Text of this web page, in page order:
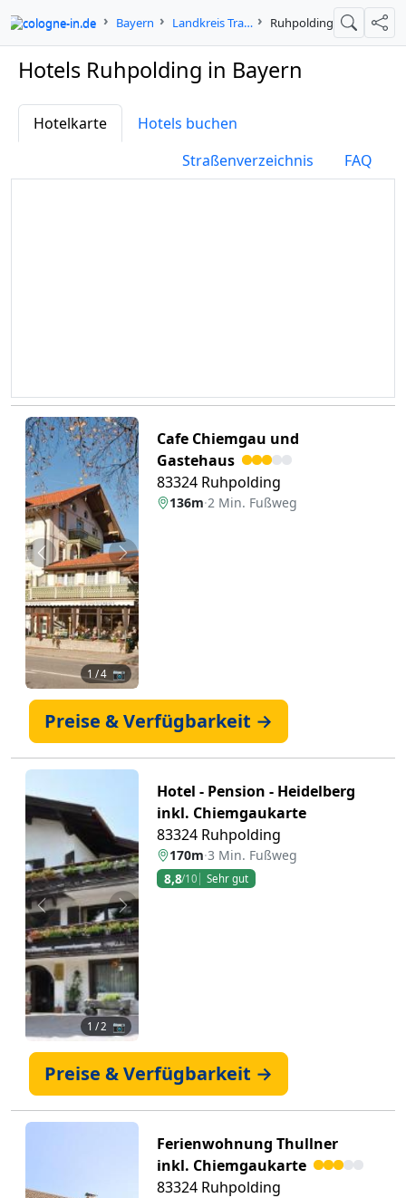
cologne-in.de Bayern Landkreis Traunstein Ruhpolding Suche
Hotels Ruhpolding in Bayern
Hotelkarte
Hotels buchen
Straßenverzeichnis
FAQ
Zurück Weiter
1 / 4 📷
Cafe Chiemgau und
Gastehaus
83324 Ruhpolding
136m·2 Min. Fußweg
Preise & Verfügbarkeit →
Zurück Weiter
1 / 2 📷
Hotel - Pension - Heidelberg
inkl. Chiemgaukarte
83324 Ruhpolding
170m·3 Min. Fußweg
8,8/10 Sehr gut
Preise & Verfügbarkeit →
Ferienwohnung Thullner
inkl. Chiemgaukarte
83324 Ruhpolding